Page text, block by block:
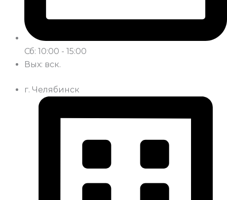
Сб: 10:00 - 15:00
Вых: вск.
г. Челябинск